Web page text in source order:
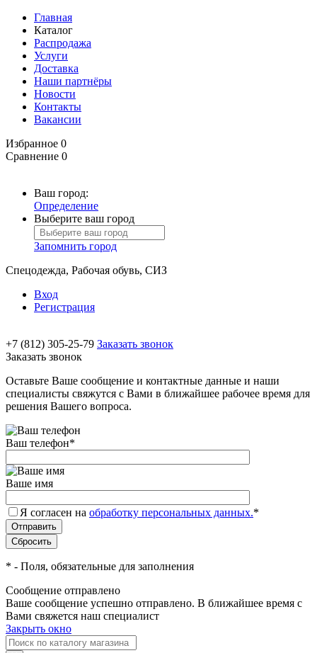
Главная
Каталог
Распродажа
Услуги
Доставка
Наши партнёры
Новости
Контакты
Вакансии
Избранное 0
Сравнение 0
Ваш город:
Определение
Выберите ваш город
Запомнить город
Спецодежда, Рабочая обувь, СИЗ
Вход
Регистрация
+7 (812) 305-25-79 Заказать звонок
Заказать звонок
Оставьте Ваше сообщение и контактные данные и наши
специалисты свяжутся с Вами в ближайшее рабочее время для
решения Вашего вопроса.
Ваш телефон*
Ваше имя
Я согласен на обработку персональных данных.*
* - Поля, обязательные для заполнения
Сообщение отправлено
Ваше сообщение успешно отправлено. В ближайшее время с
Вами свяжется наш специалист
Закрыть окно